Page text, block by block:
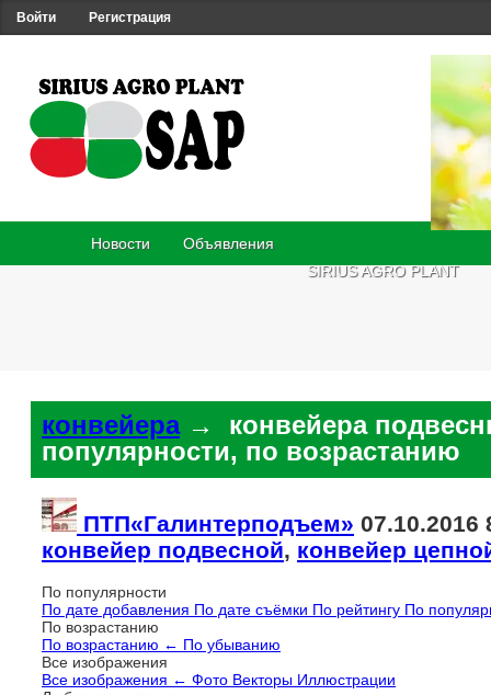
Войти Регистрация
Новости
Объявления
SIRIUS AGRO PLANT
конвейера→ конвейера
популярности, по возрастанию
ПТП«Галинтерподъем» 07.10.2016
конвейер подвесной, конвейер
По популярности
По дате добавления По дате съёмки По рейтингу По
По возрастанию
По возрастанию ← По убыванию
Все изображения
Все изображения ← Фото Векторы Иллюстрации